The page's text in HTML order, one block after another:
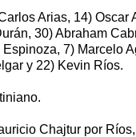
Arias, 14) Oscar
30) Abraham
Espinoza, 7) Marcelo
y 22) Kevin Ríos.
Chajtur por